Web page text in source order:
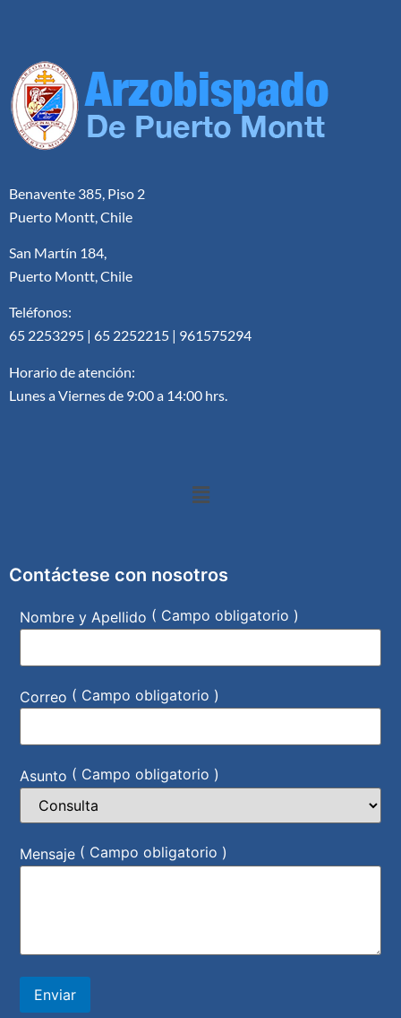
Benavente 385, Piso 2
Puerto Montt, Chile
San Martín 184,
Puerto Montt, Chile
Teléfonos:
65 2253295 | 65 2252215 | 961575294
Horario de atención:
Lunes a Viernes de 9:00 a 14:00 hrs.
Contáctese con nosotros
Nombre y Apellido ( Campo obligatorio )
Correo ( Campo obligatorio )
Asunto ( Campo obligatorio )
Mensaje ( Campo obligatorio )
Enviar